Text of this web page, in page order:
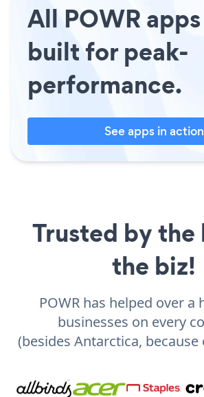
All POWR
built for peak-
performance.
See apps in action
Trusted by the
the biz!
POWR has helped over a
businesses on every
(besides Antarctica,